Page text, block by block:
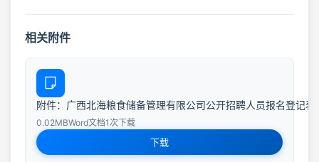
相关附件
附件：广西北海粮食储备管理有限公司公开招聘人员报名登记
0.02MBWord文档1次下载
下载